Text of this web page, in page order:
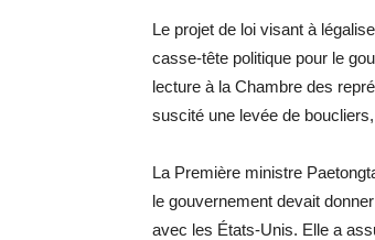
Le projet de loi visant à
casse-tête politique pour le
lecture à la Chambre des
suscité une levée de
La Première ministre
le gouvernement devait
avec les États-Unis. Elle a